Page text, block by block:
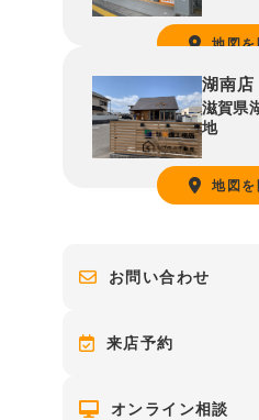
地図
湖南店
滋賀県
地
地図を
お問い合わせ
来店予約
オンライン相談